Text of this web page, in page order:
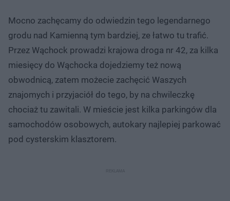
Mocno zachęcamy do odwiedzin tego legendarnego
grodu nad Kamienną tym bardziej, ze łatwo tu trafić.
Przez Wąchock prowadzi krajowa droga nr 42, za kilka
miesięcy do Wąchocka dojedziemy też nową
obwodnicą, zatem możecie zachęcić Waszych
znajomych i przyjaciół do tego, by na chwileczkę
chociaż tu zawitali. W mieście jest kilka parkingów dla
samochodów osobowych, autokary najlepiej parkować
pod cysterskim klasztorem.